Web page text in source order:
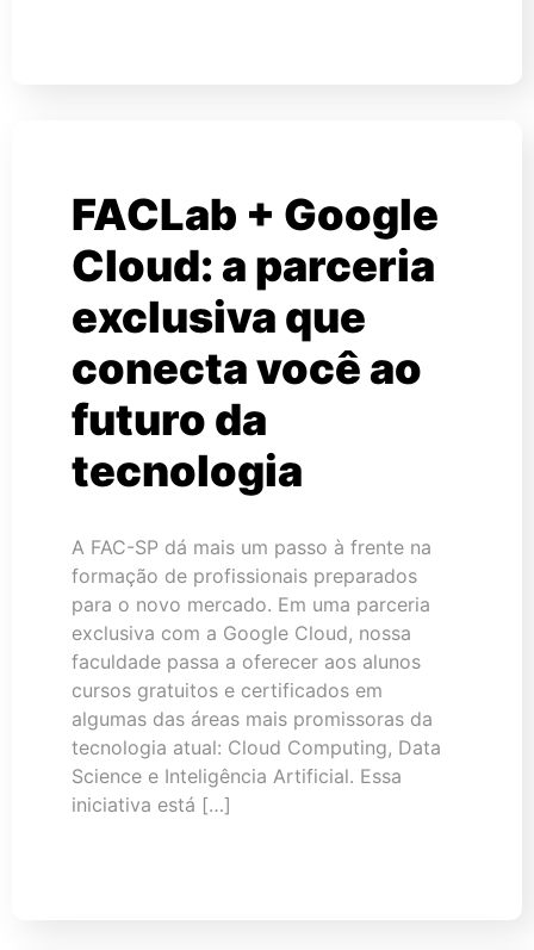
FACLab + Google
Cloud: a parceria
exclusiva que
conecta você ao
futuro da
tecnologia
A FAC-SP dá mais um passo à frente na
formação de profissionais preparados
para o novo mercado. Em uma parceria
exclusiva com a Google Cloud, nossa
faculdade passa a oferecer aos alunos
cursos gratuitos e certificados em
algumas das áreas mais promissoras da
tecnologia atual: Cloud Computing, Data
Science e Inteligência Artificial. Essa
iniciativa está […]